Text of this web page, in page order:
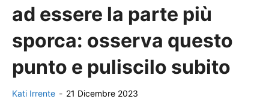
ad essere la parte più
sporca: osserva questo
punto e puliscilo subito
Kati Irrente - 21 Dicembre 2023